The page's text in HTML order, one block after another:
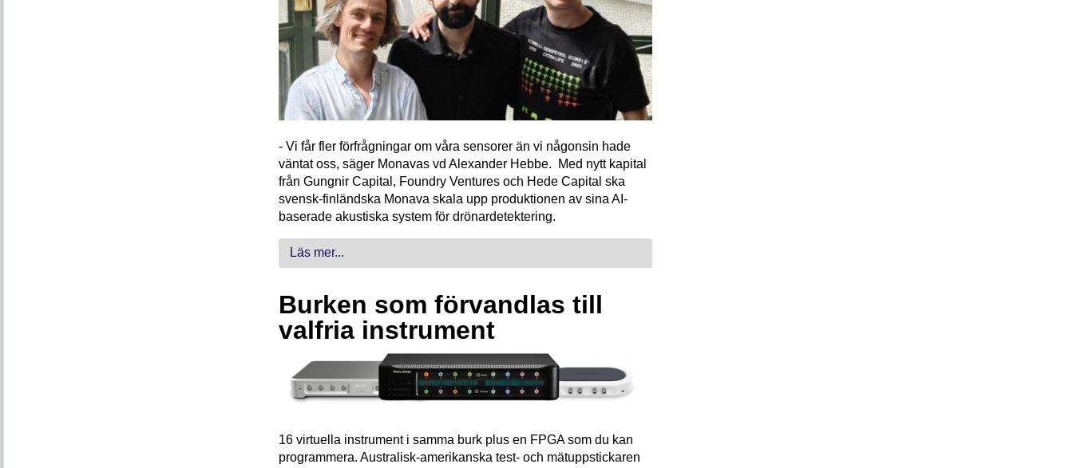
- Vi får fler förfrågningar om våra sensorer än vi någonsin hade
väntat oss, säger Monavas vd Alexander Hebbe. Med nytt kapital
från Gungnir Capital, Foundry Ventures och Hede Capital ska
svensk-finländska Monava skala upp produktionen av sina AI-
baserade akustiska system för drönardetektering.
Läs mer...
Burken som förvandlas till
valfria instrument
16 virtuella instrument i samma burk plus en FPGA som du kan
programmera. Australisk-amerikanska test- och mätuppstickaren